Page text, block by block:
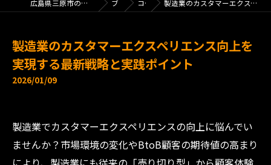
広島県三原市の製造業で求人なら株式会社天誠工業 ブログ コラム 製造業のカスタマーエクスペリエンス向上を実現する最新戦略と実践ポイント
製造業のカスタマーエクスペリエンス向上を
実現する最新戦略と実践ポイント
2026/01/09
製造業でカスタマーエクスペリエンスの向上に悩んでい
ませんか？市場環境の変化やBtoB顧客の期待値の高まり